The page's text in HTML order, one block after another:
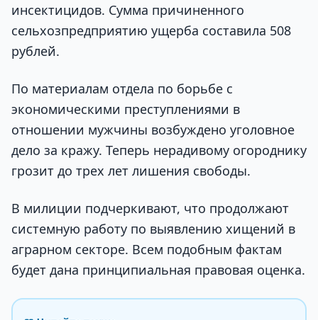
инсектицидов. Сумма причиненного
сельхозпредприятию ущерба составила 508
рублей.
По материалам отдела по борьбе с
экономическими преступлениями в
отношении мужчины возбуждено уголовное
дело за кражу. Теперь нерадивому огороднику
грозит до трех лет лишения свободы.
В милиции подчеркивают, что продолжают
системную работу по выявлению хищений в
аграрном секторе. Всем подобным фактам
будет дана принципиальная правовая оценка.